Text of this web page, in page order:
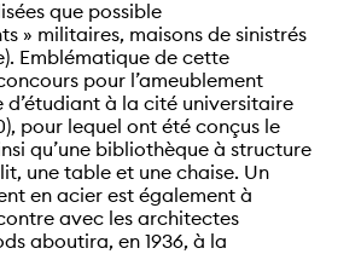
que possible
» militaires, maisons de sinistrés
Emblématique de cette
pour l’ameublement
d’étudiant à la cité universitaire
pour lequel ont été conçus le
qu’une bibliothèque à structure
une table et une chaise. Un
en acier est également à
avec les architectes
aboutira, en 1936, à la